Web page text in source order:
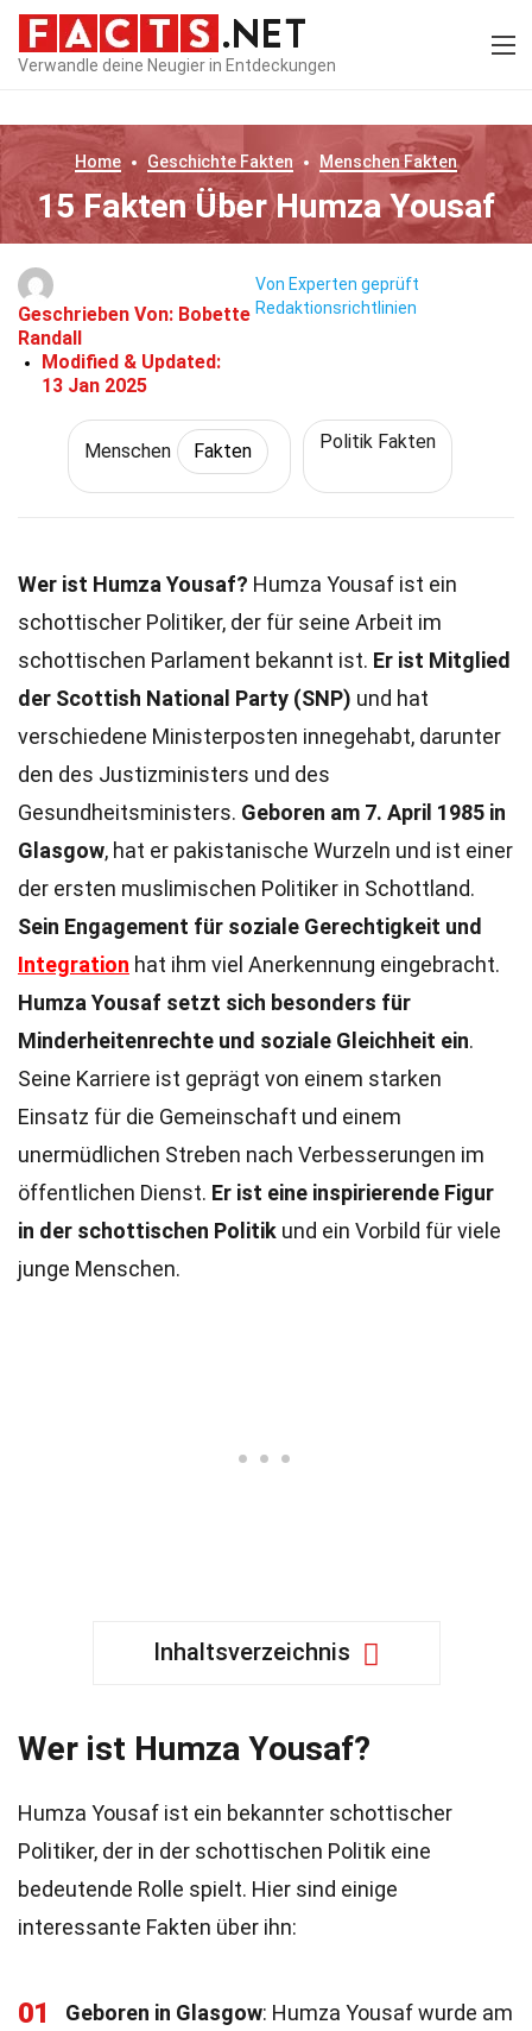
Verwandle deine Neugier in Entdeckungen
Home Geschichte Fakten MenschenFakten
15 Fakten Über Humza Yousaf
Geschrieben Von: Bobette
Randall
Modified & Updated:
13 Jan 2025
Von Experten geprüft
Redaktionsrichtlinien
Menschen Fakten Politik Fakten
Wer ist Humza Yousaf? Humza Yousaf ist ein
schottischer Politiker, der für seine Arbeit im
schottischen Parlament bekannt ist. Er ist Mitglied
der Scottish National Party (SNP) und hat
verschiedene Ministerposten innegehabt, darunter
den des Justizministers und des
Gesundheitsministers. Geboren am 7. April 1985 in
Glasgow, hat er pakistanische Wurzeln und ist einer
der ersten muslimischen Politiker in Schottland.
Sein Engagement für soziale Gerechtigkeit und
Integration hat ihm viel Anerkennung eingebracht.
Humza Yousaf setzt sich besonders für
Minderheitenrechte und soziale Gleichheit ein.
Seine Karriere ist geprägt von einem starken
Einsatz für die Gemeinschaft und einem
unermüdlichen Streben nach Verbesserungen im
öffentlichen Dienst. Er ist eine inspirierende Figur
in der schottischen Politik und ein Vorbild für viele
junge Menschen.
Inhaltsverzeichnis
Wer ist Humza Yousaf?
Humza Yousaf ist ein bekannter schottischer
Politiker, der in der schottischen Politik eine
bedeutende Rolle spielt. Hier sind einige
interessante Fakten über ihn:
01 Geboren in Glasgow: Humza Yousaf wurde am